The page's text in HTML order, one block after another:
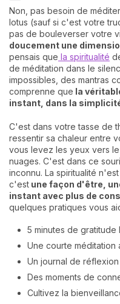
Non, pas besoin de
lotus (sauf si c'est votre
pas de bouleverser votre
doucement une
pensais que la spiritualité
de méditation dans le
impossibles, des mantras
comprenne que la
instant, dans la
C'est dans votre tasse de
ressentir sa chaleur entre
vous levez les yeux vers
nuages. C'est dans ce
inconnu. La spiritualité
c'est une façon d'être,
instant avec plus de
quelques pratiques vous
5 minutes de gratitude
Une courte méditation
Un journal de
Des moments de
Cultivez la